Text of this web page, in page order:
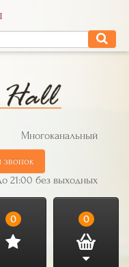
Многоканальный
звонок
21:00 без выходных
0 0